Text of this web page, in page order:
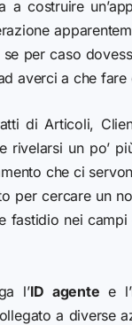
a costruire
per caso
averci a che
di Articoli,
rivelarsi un po’
che ci
per cercare un
fastidio nei
l’ID agente e l’
a diverse